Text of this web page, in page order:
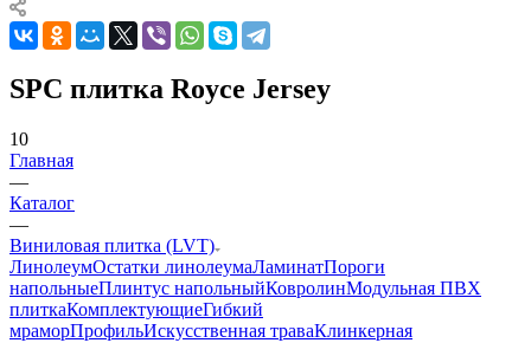
SPC плитка Royce Jersey
10
Главная
—
Каталог
—
Виниловая плитка (LVT)
ЛинолеумОстатки линолеумаЛаминатПороги
напольныеПлинтус напольныйКовролинМодульная ПВХ
плиткаКомплектующиеГибкий
мраморПрофильИскусственная траваКлинкерная